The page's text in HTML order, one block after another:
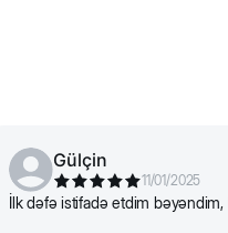
подходит для
Gülçin
11/01/2025
İlk dəfə istifadə etdim